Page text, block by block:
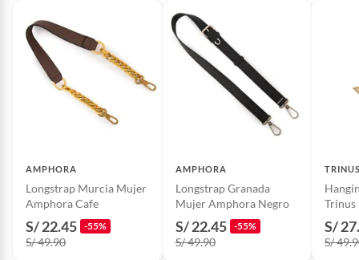
Pinturas de color a pedido.
Plantas.
Productos que hayan sido previamente instalados.
Baterías de auto.
Motocicletas y bicicletas motorizadas.
Licores y cigarros electrónicos.
AMPHORA
Longstrap Murcia Mujer
Amphora Cafe
S/ 22.45 -55%
S/ 49.90
AMPHORA
Longstrap Granada
Mujer Amphora Negro
S/ 22.45 -55%
S/ 49.90
Trinus
S/
S/